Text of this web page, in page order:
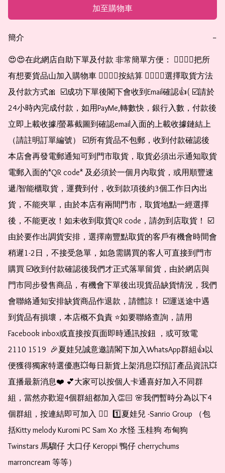
加至購物車
簡介 −
😍😍在此網店自助下單及付款 非常簡單方便： 👉🏻👉🏻把所
有想要貨品山加入購物車 👉🏻👉🏻按結算 👉🏻👉🏻選擇取貨方法
及付款方式🎀  ☑️成功下單後閣下會收到Email確認👍( ☑️請於
24小時內完成付款，如用PayMe,轉數快，銀行入數，付款後
立即上載收據/螢幕截圖到確認email入面的上載收據鏈結上
（請註明訂單編號） ☑️所有貨品不包郵，收到付款確認後
本店會再發電郵通知可到門市取貨，取貨必須出示通知取貨
電郵入面的*QR code* 及必須於一個月內取貨，或用順豐速
遞/智能櫃取貨，運費到付，收到款項後約3個工作日內出
貨，不能夾單，由於本店有兩間門市，取貨地點一經選擇
後，不能更改！如未收到取貨QR code，請勿到店取貨！ ☑️
由於要作出調貨安排，選擇南豐點取貨的客戶有機會時間會
稍遲1-2日，不接受急單，如急需購買的客人可直接到門市
購買 ☑️收到付款確認後我們才正式落單留貨，由於網店與
門市同步發售商品，有機會下單後出現貨品缺貨情況，我們
會聯絡通知安排缺貨商品作退款，請體諒！ ☑️運送途中遇
到貨品有損壞，本店概不負責 ⭐️如要聯絡查詢，請用
Facebook inbox或直接按頁面即時通訊按鈕 ，或可致電
2110 1519  🎉夏娃兒誠意邀請閣下加入WhatsApp群組👍以
便獲得獨家特選優惠💥每日新貨上架消息💥預訂產品資訊💥
直播最新消息❤️ 💕大家可以按個人卡通喜好加入不同群
組，當然亦歡迎4個群組都加入👏🏻 🌸我們暫時分為以下4
個群組，按連結即可加入 👇🏻  1️⃣夏娃兒 -Sanrio Group （包
括Kitty melody Kuromi PC Sam Xo 水怪 玉桂狗 布甸狗
Twinstars 馬騮仔 大口仔 Keroppi 鴨仔 cherrychums
marroncream 等等）